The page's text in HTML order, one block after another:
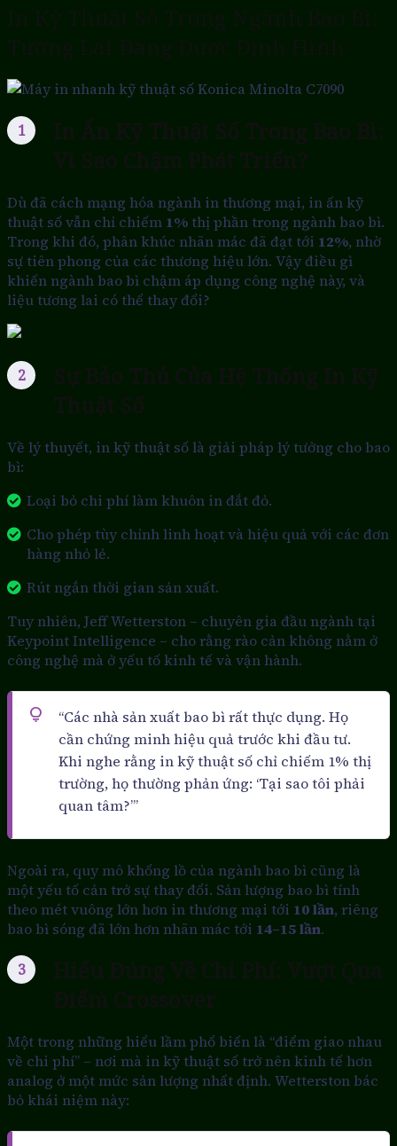
Dù đã cách mạng hóa ngành in thương mại, in ấn kỹ
thuật số vẫn chỉ chiếm 1%thị phần trong ngành bao bì.
Trong khi đó, phân khúc nhãn mác đã đạt tới 12%, nhờ
sự tiên phong của các thương hiệu lớn. Vậy điều gì
khiến ngành bao bì chậm áp dụng công nghệ này, và
liệu tương lai có thể thay đổi?
Về lý thuyết, in kỹ thuật số là giải pháp lý tưởng cho bao
bì:
Loại bỏ chi phí làm khuôn in đắt đỏ.
Cho phép tùy chỉnh linh hoạt và hiệu quả với các đơn
hàng nhỏ lẻ.
Rút ngắn thời gian sản xuất.
Tuy nhiên, Jeff Wetterston – chuyên gia đầu ngành tại
Keypoint Intelligence – cho rằng rào cản không nằm ở
công nghệ mà ở yếu tố kinh tế và vận hành.
“Các nhà sản xuất bao bì rất thực dụng. Họ
cần chứng minh hiệu quả trước khi đầu tư.
Khi nghe rằng in kỹ thuật số chỉ chiếm 1% thị
trường, họ thường phản ứng: ‘Tại sao tôi phải
quan tâm?’”
Ngoài ra, quy mô khổng lồ của ngành bao bì cũng là
một yếu tố cản trở sự thay đổi. Sản lượng bao bì tính
theo mét vuông lớn hơn in thương mại tới 10 lần, riêng
bao bì sóng đã lớn hơn nhãn mác tới 14–15 lần.
Một trong những hiểu lầm phổ biến là “điểm giao nhau
về chi phí” – nơi mà in kỹ thuật số trở nên kinh tế hơn
analog ở một mức sản lượng nhất định. Wetterston bác
bỏ khái niệm này: